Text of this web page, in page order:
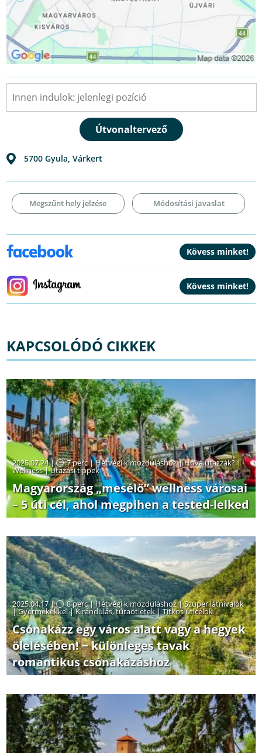
5700 Gyula ,Várkert
Megszűnt hely jelzése Módosítási javaslat
KAPCSOLÓDÓ CIKKEK
2025.07.24 | 7 perc|Hétvégi kimozduláshoz|Hová utazzak?|
Wellness|Utazási tippek
Magyarország „mesélő” wellness városai
– 5 úti cél, ahol megpihen a tested-lelked
2025.04.17 | 8 perc|Hétvégi kimozduláshoz|Szuper látnivalók
|Gyermekekkel|Kirándulás, túraötletek|Titkos úticélok
Csónakázz egy város alatt vagy a hegyek
ölelésében! − különleges tavak
romantikus csónakázáshoz